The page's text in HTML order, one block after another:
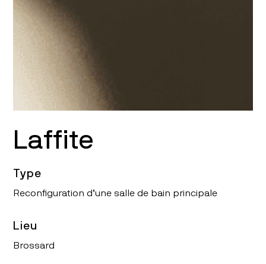
Laffite
Type
Reconfiguration d’une salle de bain principale
Lieu
Brossard